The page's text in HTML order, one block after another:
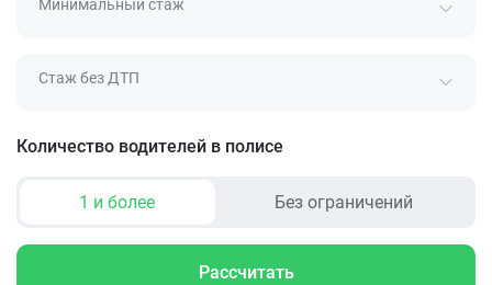
Минимальный стаж
Стаж без ДТП
Количество водителей в полисе
1 и более Без ограничений
Рассчитать